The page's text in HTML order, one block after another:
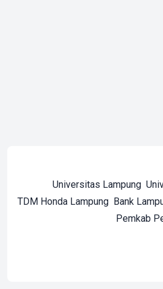
Universitas Lampung
TDM Honda Lampung Bank
Pemkab